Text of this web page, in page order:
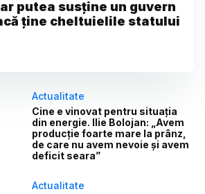
putea susține un guvern
ține cheltuielile statului
Actualitate
Cine e vinovat pentru situația
din energie. Ilie Bolojan: „Avem
producție foarte mare la prânz,
de care nu avem nevoie și avem
deficit seara”
Actualitate